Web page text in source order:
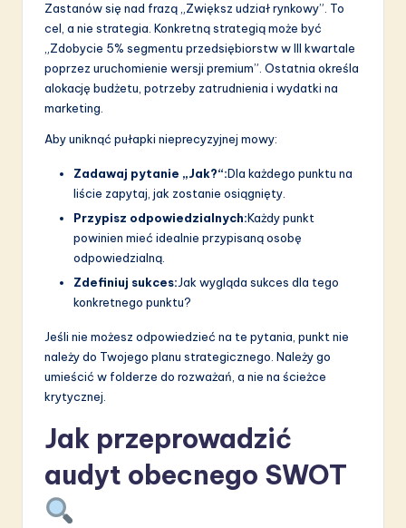
Zastanów się nad frazą „Zwiększ udział rynkowy”. To
cel, a nie strategia. Konkretną strategią może być
„Zdobycie 5% segmentu przedsiębiorstw w III kwartale
poprzez uruchomienie wersji premium”. Ostatnia określa
alokację budżetu, potrzeby zatrudnienia i wydatki na
marketing.
Aby uniknąć pułapki nieprecyzyjnej mowy:
Zadawaj pytanie „Jak?“:Dla każdego punktu na
liście zapytaj, jak zostanie osiągnięty.
Przypisz odpowiedzialnych:Każdy punkt
powinien mieć idealnie przypisaną osobę
odpowiedzialną.
Zdefiniuj sukces:Jak wygląda sukces dla tego
konkretnego punktu?
Jeśli nie możesz odpowiedzieć na te pytania, punkt nie
należy do Twojego planu strategicznego. Należy go
umieścić w folderze do rozważań, a nie na ścieżce
krytycznej.
Jak przeprowadzić
audyt obecnego SWOT